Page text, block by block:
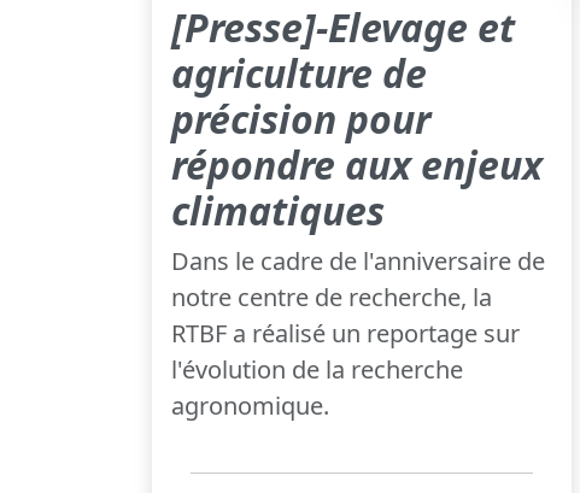
[Presse]-Elevage et
agriculture de
précision pour
répondre aux enjeux
climatiques
Dans le cadre de l'anniversaire de
notre centre de recherche, la
RTBF a réalisé un reportage sur
l'évolution de la recherche
agronomique.